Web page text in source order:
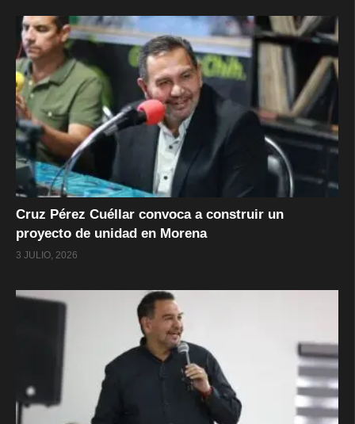
Cruz Pérez Cuéllar convoca a construir un
proyecto de unidad en Morena
3 JULIO, 2026